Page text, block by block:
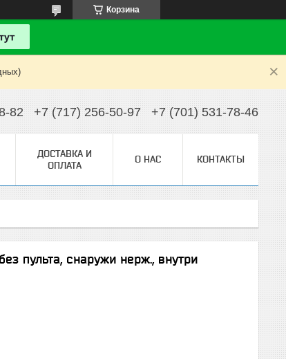
Корзина
82 +7 (717) 256-50-97 +7 (701) 531-78-46
ДОСТАВКА И
ОПЛАТА
О НАС КОНТАКТЫ
пульта, снаружи нерж., внутри